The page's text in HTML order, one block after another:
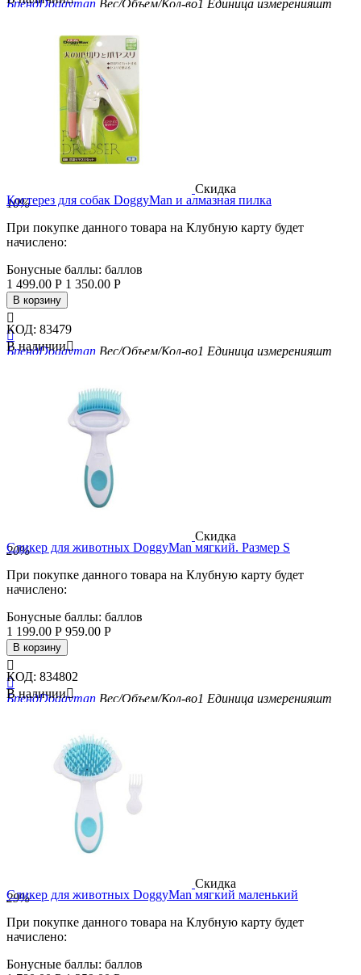
БрендDoggyman Вес/Объем/Кол-во1 Единица измеренияшт
Скидка
10%
Когтерез для собак DoggyMan и алмазная пилка
При покупке данного товара на Клубную карту будет
начислено:
Бонусные баллы: баллов
1 499.00 Р 1 350.00 Р
В корзину


БрендDoggyman Вес/Объем/Кол-во1 Единица измеренияшт
КОД: 83479
В наличии
Скидка
20%
Cликер для животных DoggyMan мягкий. Размер S
При покупке данного товара на Клубную карту будет
начислено:
Бонусные баллы: баллов
1 199.00 Р 959.00 Р
В корзину


БрендDoggyman Вес/Объем/Кол-во1 Единица измеренияшт
КОД: 834802
В наличии
Скидка
29%
Cликер для животных DoggyMan мягкий маленький
При покупке данного товара на Клубную карту будет
начислено:
Бонусные баллы: баллов